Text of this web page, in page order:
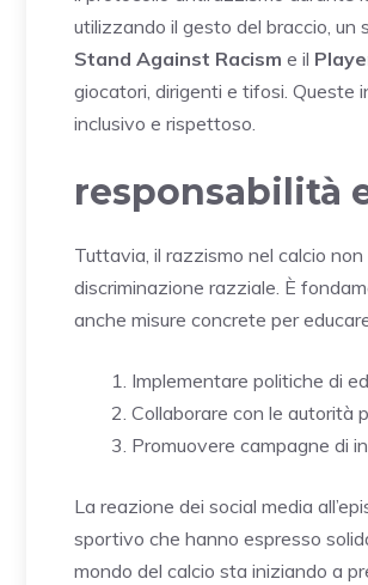
utilizzando il gesto del braccio, un
Stand Against Racism e il
giocatori, dirigenti e tifosi. Queste
inclusivo e rispettoso.
responsabilità
Tuttavia, il razzismo nel calcio
discriminazione razziale. È
anche misure concrete per
Implementare politiche di
Collaborare con le autorità
Promuovere campagne di
La reazione dei social media
sportivo che hanno espresso
mondo del calcio sta iniziando a